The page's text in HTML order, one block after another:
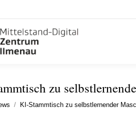
zu
sich hier:
KI-Stammtisch zu selbstlernender